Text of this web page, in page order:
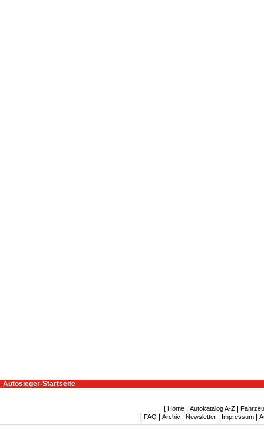
Autosieger-Startseite
[ Home Autokatalog A-Z
[ FAQ Archiv| Newsletter| Impressum|